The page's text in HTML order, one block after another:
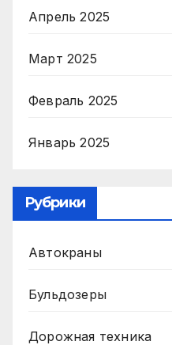
Апрель 2025
Март 2025
Февраль 2025
Январь 2025
Рубрики
Автокраны
Бульдозеры
Дорожная техника